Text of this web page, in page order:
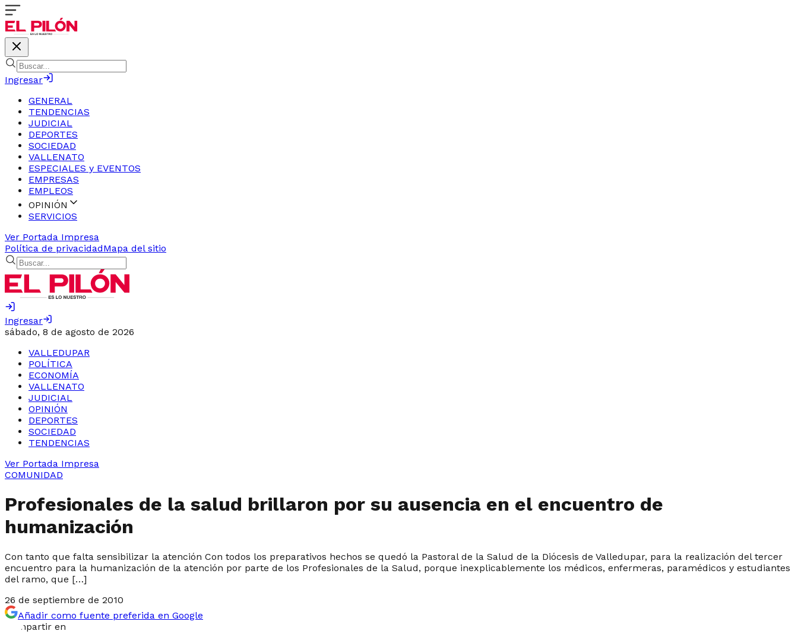
Ingresar
GENERAL
TENDENCIAS
JUDICIAL
DEPORTES
SOCIEDAD
VALLENATO
ESPECIALES y EVENTOS
EMPRESAS
EMPLEOS
OPINIÓN
SERVICIOS
Ver Portada Impresa
Política de privacidadMapa del sitio
Ingresar
sábado, 8 de agosto de 2026
VALLEDUPAR
POLÍTICA
ECONOMÍA
VALLENATO
JUDICIAL
OPINIÓN
DEPORTES
SOCIEDAD
TENDENCIAS
Ver Portada Impresa
COMUNIDAD
Profesionales de la salud brillaron por su ausencia en el encuentro de
humanización
Con tanto que falta sensibilizar la atención Con todos los preparativos hechos se quedó la Pastoral de la Salud de la Diócesis de Valledupar, para la realización del tercer
encuentro para la humanización de la atención por parte de los Profesionales de la Salud, porque inexplicablemente los médicos, enfermeras, paramédicos y estudiantes
del ramo, que […]
26 de septiembre de 2010
Añadir como fuente preferida en Google
Compartir en